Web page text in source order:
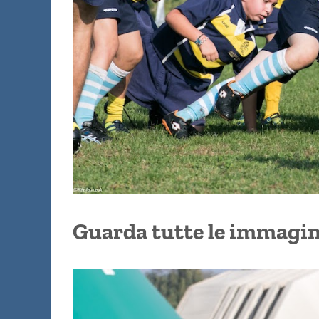
Guarda tutte le